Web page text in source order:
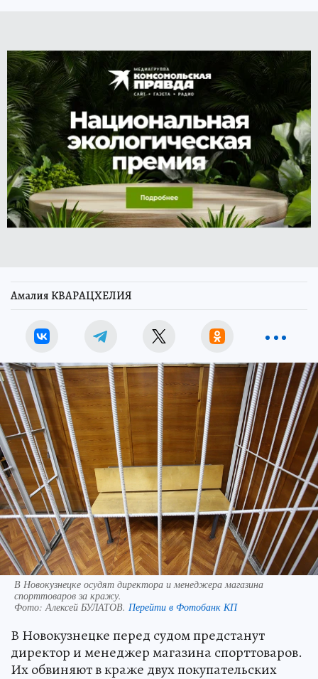
Амалия КВАРАЦХЕЛИЯ
В Новокузнецке осудят директора и менеджера магазина
спорттоваров за кражу.
Фото:Алексей БУЛАТОВ. Перейти в Фотобанк КП
В Новокузнецке перед судом предстанут
директор и менеджер магазина спорттоваров.
Их обвиняют в краже двух покупательских